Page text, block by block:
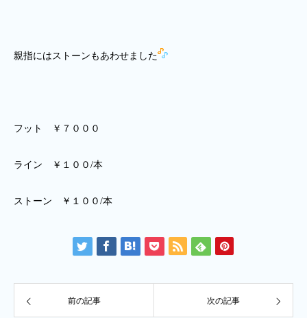
親指にはストーンもあわせました
フット ￥７０００
ライン ￥１００/本
ストーン ￥１００/本
前の記事 次の記事